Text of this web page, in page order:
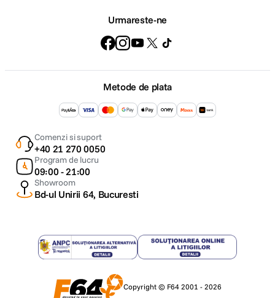
Urmareste-ne
Metode de plata
Comenzi si suport
+40 21 270 0050
Program de lucru
09:00 - 21:00
Showroom
Bd-ul Unirii 64, Bucuresti
Copyright © F64 2001 - 2026